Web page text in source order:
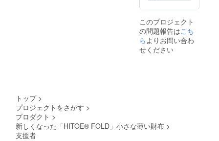
このプロジェクト
の問題報告はこち
らよりお問い合わ
せください
トップ >
プロジェクトをさがす >
プロダクト >
新しくなった「HITOE® FOLD」小さな薄い財布 >
支援者